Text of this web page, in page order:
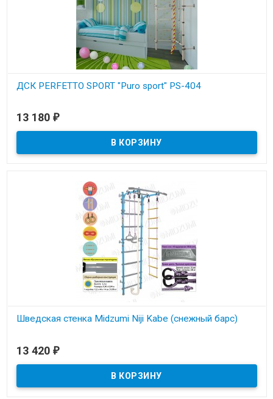
ДСК PERFETTO SPORT "Puro sport" PS-404
13 180 ₽
Шведская стенка Midzumi Niji Kabe (снежный барс)
13 420 ₽